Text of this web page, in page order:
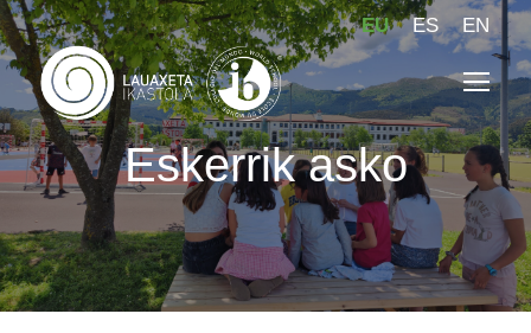
EU ES EN
Eskerrik asko